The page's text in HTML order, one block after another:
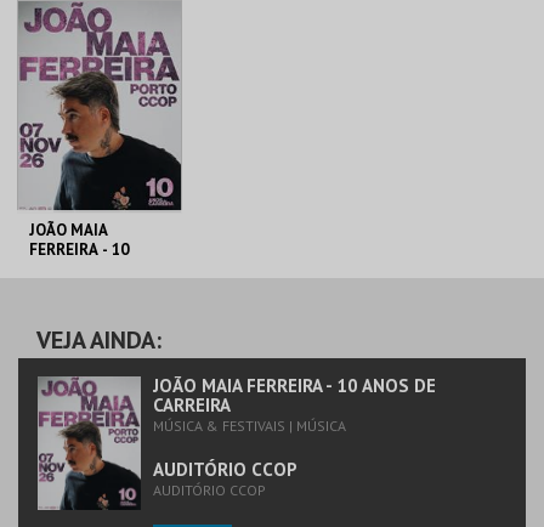
AUDITÓRIO CCOP
MAIS INFO
COMPRAR
JOÃO MAIA
FERREIRA - 10
MAIS INFO
COMPRAR
VEJA AINDA:
JOÃO MAIA FERREIRA - 10 ANOS DE
CARREIRA
MÚSICA & FESTIVAIS | MÚSICA
AUDITÓRIO CCOP
AUDITÓRIO CCOP